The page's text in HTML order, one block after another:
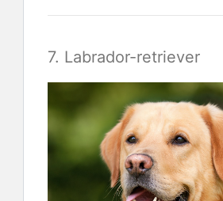
7. Labrador-retriever